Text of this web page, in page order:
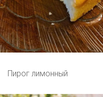
Пирог лимонный